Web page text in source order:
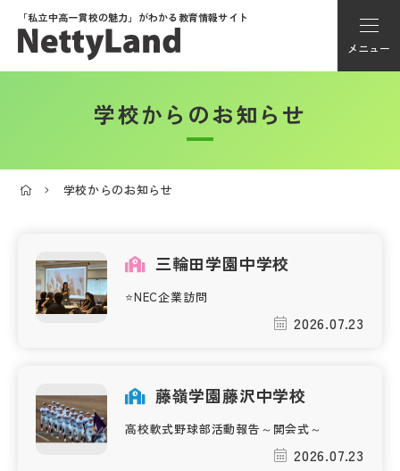
「私立中高一貫校の魅力」がわかる教育情報サイト
メニュー
アカウント登録
学校選び
学校動画
帰国生受験情報
学校からのお知らせ
学校からのお知らせ
三輪田学園中学校
⭐NEC企業訪問
2026.07.23
藤嶺学園藤沢中学校
高校軟式野球部活動報告～開会式～
2026.07.23